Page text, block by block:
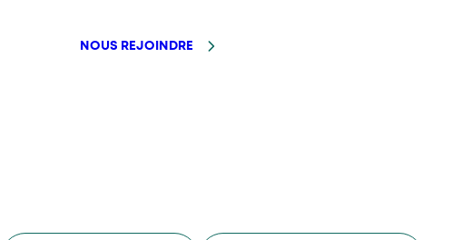
NOUS REJOINDRE